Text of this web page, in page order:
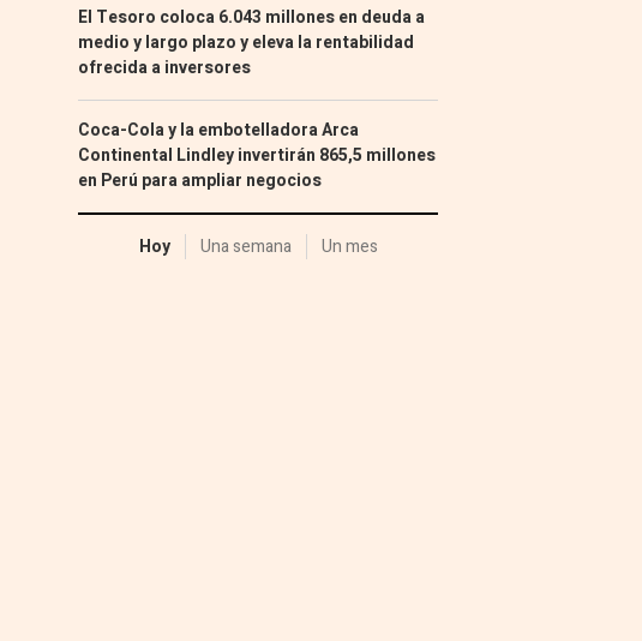
El Tesoro coloca 6.043 millones en deuda a
medio y largo plazo y eleva la rentabilidad
ofrecida a inversores
Coca-Cola y la embotelladora Arca
Continental Lindley invertirán 865,5 millones
en Perú para ampliar negocios
Hoy Una semana Un mes